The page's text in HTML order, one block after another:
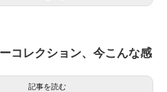
コレクション、今こんな感
記事を読む